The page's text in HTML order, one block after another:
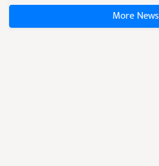
More News